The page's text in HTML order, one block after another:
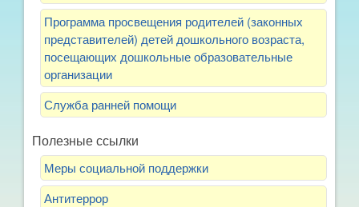
Программа просвещения родителей (законных
представителей) детей дошкольного возраста,
посещающих дошкольные образовательные
организации
Служба ранней помощи
Полезные ссылки
Меры социальной поддержки
Антитеррор